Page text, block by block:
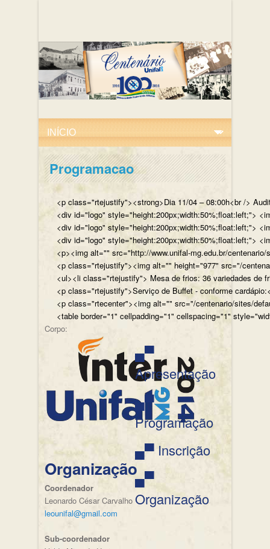
Programacao
<p class="rtejustify"><strong>Dia 11/04 – 08:00h<br />
<div id="logo" style="height:200px;width:50%;float:left;">
<div id="logo" style="height:200px;width:50%;float:left;">
<div id="logo" style="height:200px;width:50%;float:left;">
<p><img alt="" src="http://www.unifal-mg.edu.br/
<p class="rtejustify"><img alt="" height="977" src="/
<ul><li class="rtejustify"> Mesa de frios: 36 variedades de
<p class="rtejustify">Serviço de Buffet - conforme
<p class="rtecenter"><img alt="" src="/centenario/sites/
<table border="1" cellpadding="1" cellspacing="1"
Corpo:
▄▀
Apresentação
▄▀
Programação
▄▀ Inscrição
▄▀
Organização
Organização
Coordenador
Leonardo César Carvalho
leounifal@gmail.com
Sub-coordenador